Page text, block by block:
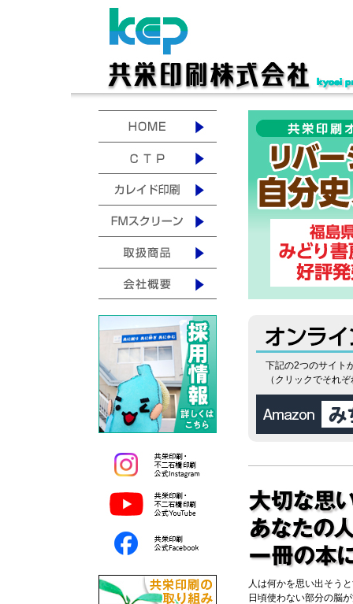
下記の2つのサイト
（クリックでそれぞ
人は何かを思い出そう
日頃使わない部分の脳